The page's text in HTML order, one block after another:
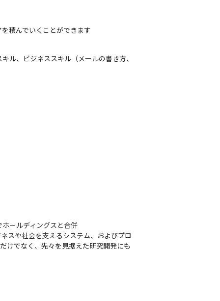
積んでいくことができます
ル、ビジネススキル（メールの書き方、
ールディングスと合併
スや社会を支えるシステム、およびプロ
けでなく、先々を見据えた研究開発にも